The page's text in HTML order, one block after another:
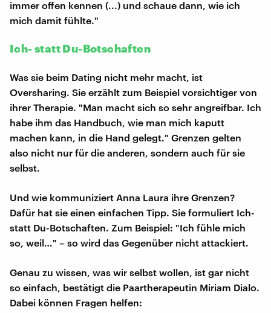
immer offen kennen (...) und schaue dann, wie ich
mich damit fühlte."
Ich- statt Du-Botschaften
Was sie beim Dating nicht mehr macht, ist
Oversharing. Sie erzählt zum Beispiel vorsichtiger von
ihrer Therapie. "Man macht sich so sehr angreifbar. Ich
habe ihm das Handbuch, wie man mich kaputt
machen kann, in die Hand gelegt." Grenzen gelten
also nicht nur für die anderen, sondern auch für sie
selbst.
Und wie kommuniziert Anna Laura ihre Grenzen?
Dafür hat sie einen einfachen Tipp. Sie formuliert Ich-
statt Du-Botschaften. Zum Beispiel: "Ich fühle mich
so, weil…" – so wird das Gegenüber nicht attackiert.
Genau zu wissen, was wir selbst wollen, ist gar nicht
so einfach, bestätigt die Paartherapeutin Miriam Dialo.
Dabei können Fragen helfen: